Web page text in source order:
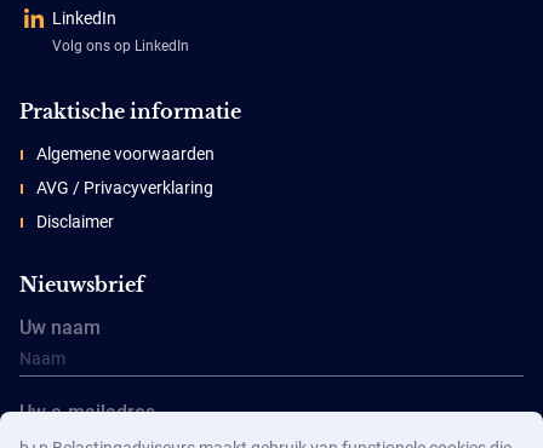
LinkedIn
Volg ons op LinkedIn
Praktische informatie
Algemene voorwaarden
AVG / Privacyverklaring
Disclaimer
Nieuwsbrief
Uw naam
Uw e-mailadres